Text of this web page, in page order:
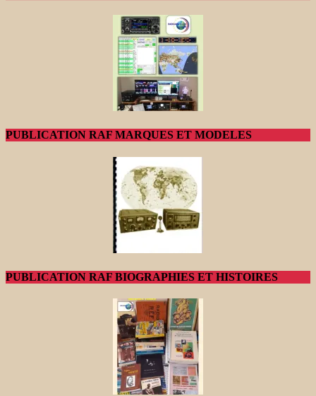
PUBLICATION RAF MARQUES ET MODELES
PUBLICATION RAF BIOGRAPHIES ET HISTOIRES